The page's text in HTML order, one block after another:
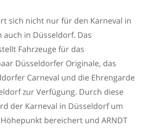
sich nicht nur für den Karneval in
auch in Düsseldorf. Das
Fahrzeuge für das
Düsseldorfer Originale, das
Carneval und die Ehrengarde
zur Verfügung. Durch diese
der Karneval in Düsseldorf um
bereichert und ARNDT